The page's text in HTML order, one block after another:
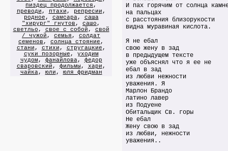
пиздец продолжается ,
преводи , птахи , репресии ,
родное , самсара, саша
"хирург" гнутов , сашо ,
светльо , свое с собой , свой
/ чужой , семья , солдат
семенов , солнца стояние ,
стани , стихи , стругацкие ,
суки позорные , уходим
чудом , фанайлова, федор
сваровский , фильмы , хари ,
чайка, юли , юля фридман
И пах горячим от солнца
на пальцах
с расстояния близорукости
видна муравиная кислота.
Я не ебал
свою жену в зад
в предыдущем тексте
уже объяснял что я ее не
ебал в зад
из любви нежности
уважения. Я
Марлон Брандо
латино лавер
из Подуене
Обитальщик Св. горы
Не ебал
Жену свою в зад
из любви, нежности
уважения..